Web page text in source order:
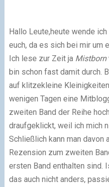
Hallo Leute,heute wende
euch, da es sich bei mir um
Ich lese zur Zeit ja Mistborn
bin schon fast damit durch.
auf klitzekleine
wenigen Tagen eine
zweiten Band der Reihe
draufgeklickt, weil ich mich
Schließlich kann man davon
Rezension zum zweiten
ersten Band enthalten sind.
das auch nicht anders,